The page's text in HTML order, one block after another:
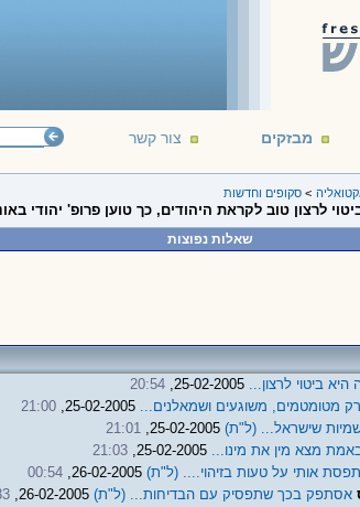
מבזקים צור קשר
> סקופים וחדשות
לרצון טוב לקראת היהודים, כך טוען פרופ' יהודי
שאלות נפוצות
היא ביטוי לרצון...
20:54
רק מטומטמים, משוגעים ושמאלנים...
21:00
שישראל... (ל"ת)25-02-2005,
21:01
מצא מין את מינו...
21:03
תפסת אותי על טעות בזיהוי.... (ל"ת)26-02-2005,
00:54
אסתפק בכך שתפסיק עם הבדיחות... (ל"ת)26-02-2005,